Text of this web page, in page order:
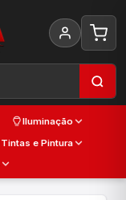
Iluminação
Tintas e Pintura